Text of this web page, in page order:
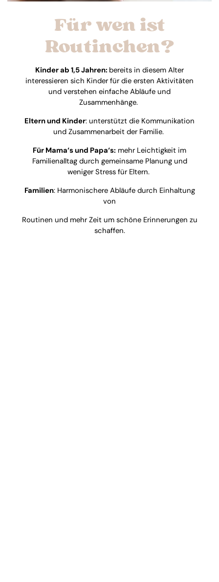
Für wen ist
Routinchen?
Kinder ab 1,5 Jahren: bereits in diesem Alter
interessieren sich Kinder für die ersten Aktivitäten
und verstehen einfache Abläufe und
Zusammenhänge.
Eltern und Kinder: unterstützt die Kommunikation
und Zusammenarbeit der Familie.
Für Mama‘s und Papa‘s: mehr Leichtigkeit im
Familienalltag durch gemeinsame Planung und
weniger Stress für Eltern.
Familien: Harmonischere Abläufe durch Einhaltung
von
Routinen und mehr Zeit um schöne Erinnerungen zu
schaffen.